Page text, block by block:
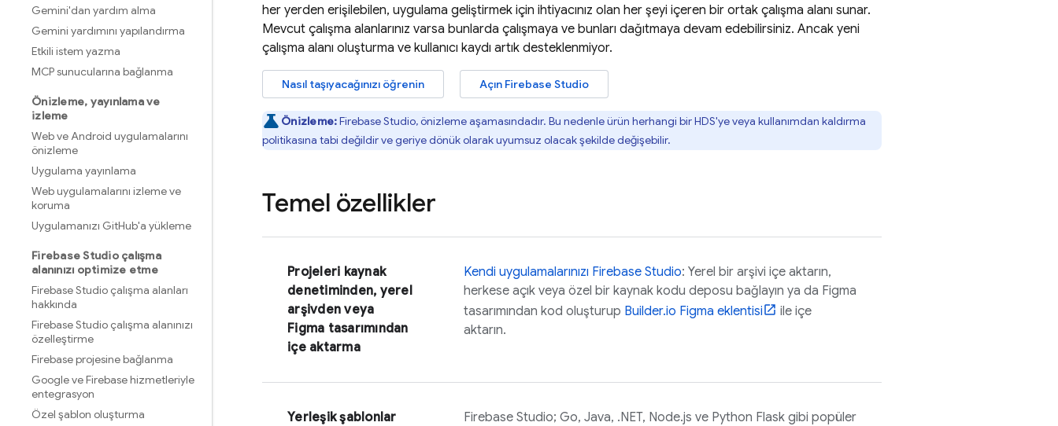
Gemini'dan yardım alma
Gemini yardımını yapılandırma
Etkili istem yazma
MCP sunucularına bağlanma
Önizleme, yayınlama ve
izleme
Web ve Android uygulamalarını
önizleme
Uygulama yayınlama
Web uygulamalarını izleme ve
koruma
Uygulamanızı GitHub'a yükleme
Firebase Studio çalışma
alanınızı optimize etme
Firebase Studio çalışma alanları
hakkında
Firebase Studio çalışma alanınızı
özelleştirme
Firebase projesine bağlanma
Google ve Firebase hizmetleriyle
entegrasyon
Özel şablon oluşturma
her yerden erişilebilen, uygulama geliştirmek için ihtiyacınız olan her şeyi içeren bir ortak çalışma alanı sunar.
Mevcut çalışma alanlarınız varsa bunlarda çalışmaya ve bunları dağıtmaya devam edebilirsiniz. Ancak yeni
çalışma alanı oluşturma ve kullanıcı kaydı artık desteklenmiyor.
Nasıl taşıyacağınızı öğrenin Açın Firebase Studio
Önizleme:Firebase Studio, önizleme aşamasındadır. Bu nedenle ürün herhangi bir HDS'ye veya kullanımdan kaldırma
politikasına tabi değildir ve geriye dönük olarak uyumsuz olacak şekilde değişebilir.
Temel özellikler
Projeleri kaynak
denetiminden, yerel
arşivden veya
Figma tasarımından
içe aktarma
Kendi uygulamalarınızı Firebase Studio: Yerel bir arşivi içe aktarın,
herkese açık veya özel bir kaynak kodu deposu bağlayın ya da Figma
tasarımından kod oluşturup Builder.io Figma eklentisi
ile içe
aktarın.
Yerleşik şablonlar
Firebase Studio; Go, Java, .NET, Node.js ve Python Flask gibi popüler